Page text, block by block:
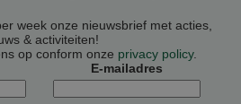
week onze nieuwsbrief met acties,
& activiteiten!
op conform onze privacy policy.
E-mailadres